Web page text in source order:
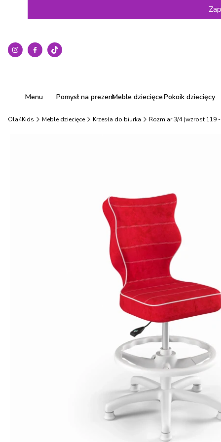
Menu Pomysł na prezentMeble dziecięcePokoik dziecięcy
Ola4Kids Meble dziecięce Krzesła do biurka Rozmiar 3/4 (wzrost 119